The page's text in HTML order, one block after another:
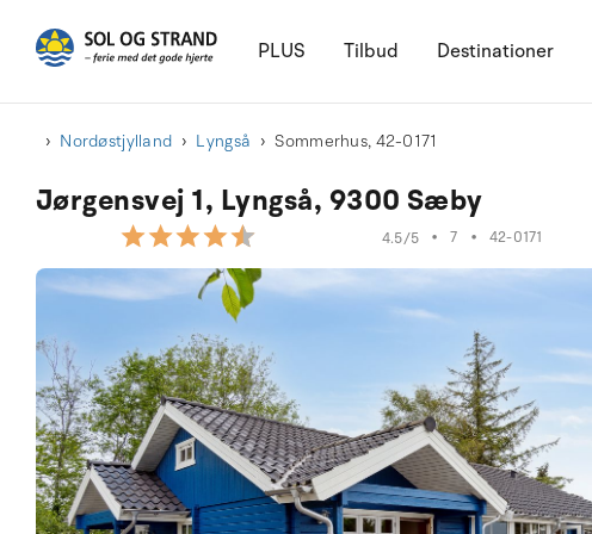
PLUS Tilbud Destinationer
Nordøstjylland Lyngså Sommerhus, 42-0171
Jørgensvej 1, Lyngså, 9300 Sæby
4.5/5 • 7 • 42-0171